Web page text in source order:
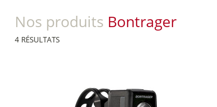
Nos produits Bontrager
4 RÉSULTATS